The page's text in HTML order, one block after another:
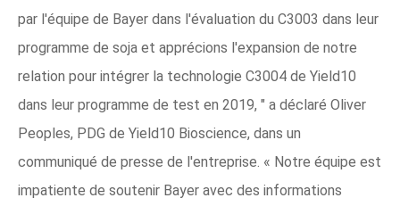
par l'équipe de Bayer dans l'évaluation du C3003 dans leur
programme de soja et apprécions l'expansion de notre
relation pour intégrer la technologie C3004 de Yield10
dans leur programme de test en 2019, " a déclaré Oliver
Peoples, PDG de Yield10 Bioscience, dans un
communiqué de presse de l'entreprise. « Notre équipe est
impatiente de soutenir Bayer avec des informations